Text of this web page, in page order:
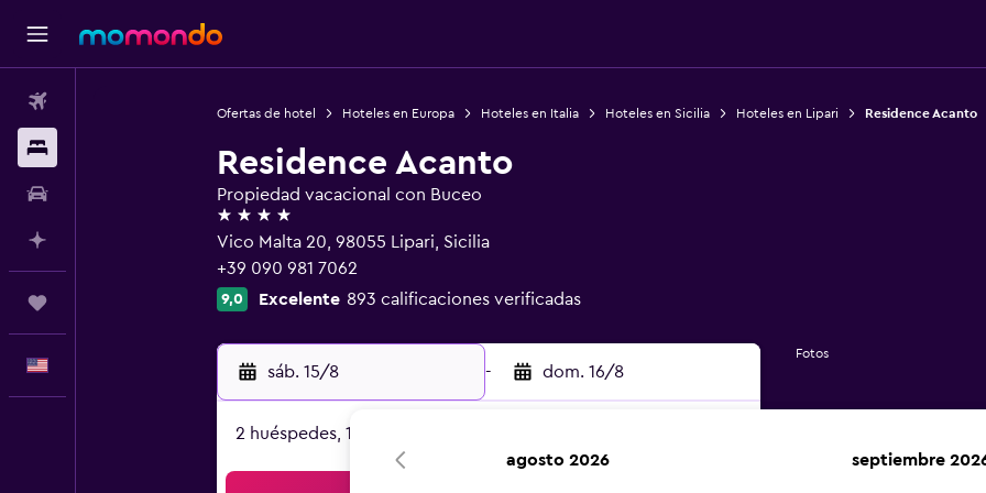
Ofertas de hotel Hoteles en Europa Hoteles en Italia Hoteles en Sicilia Hoteles en Lipari Residence Acanto
Residence Acanto
Propiedad vacacional con Buceo
4 estrellas
Vico Malta 20, 98055 Lipari, Sicilia
+39 090 981 7062
9,0 Excelente 893 calificaciones verificadas
sáb. 15/8 - dom. 16/8
2 huéspedes, 1 habitación
Fotos
agosto 2026 septiembre